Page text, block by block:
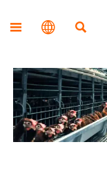


